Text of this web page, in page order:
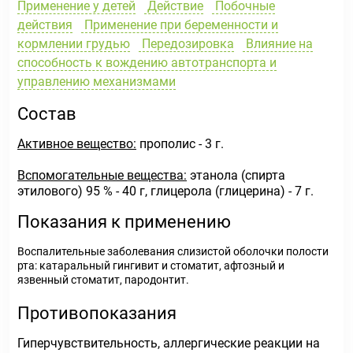
Применение у детей Действие
Побочные
действия
Применение при беременности и
кормлении грудью
Передозировка
Влияние на
способность к вождению автотранспорта и
управлению механизмами
Состав
Активное вещество: прополис - 3 г.
Вспомогательные вещества: этанола (спирта
этилового) 95 % - 40 г, глицерола (глицерина) - 7 г.
Показания к применению
Воспалительные заболевания слизистой оболочки полости
рта: катаральный гингивит и стоматит, афтозный и
язвенный стоматит, пародонтит.
Противопоказания
Гиперчувствительность, аллергические реакции на